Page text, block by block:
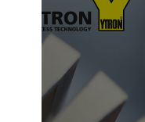
homepage